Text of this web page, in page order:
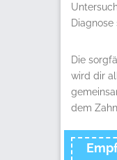
Die
wird dir
dem